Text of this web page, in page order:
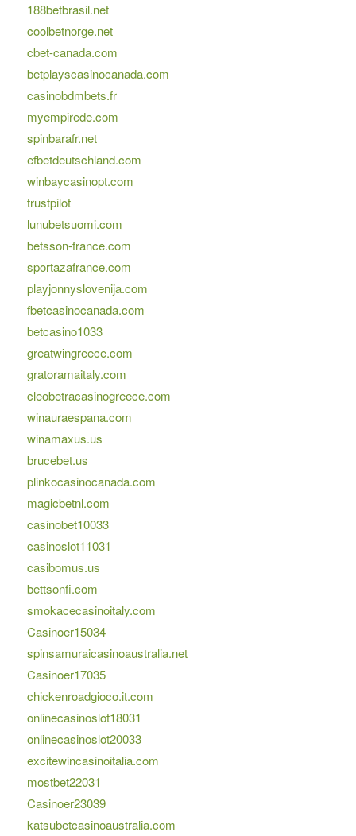
188betbrasil.net
coolbetnorge.net
cbet-canada.com
betplayscasinocanada.com
casinobdmbets.fr
myempirede.com
spinbarafr.net
efbetdeutschland.com
winbaycasinopt.com
trustpilot
lunubetsuomi.com
betsson-france.com
sportazafrance.com
playjonnyslovenija.com
fbetcasinocanada.com
betcasino1033
greatwingreece.com
gratoramaitaly.com
cleobetracasinogreece.com
winauraespana.com
winamaxus.us
brucebet.us
plinkocasinocanada.com
magicbetnl.com
casinobet10033
casinoslot11031
casibomus.us
bettsonfi.com
smokacecasinoitaly.com
Casinoer15034
spinsamuraicasinoaustralia.net
Casinoer17035
chickenroadgioco.it.com
onlinecasinoslot18031
onlinecasinoslot20033
excitewincasinoitalia.com
mostbet22031
Casinoer23039
katsubetcasinoaustralia.com